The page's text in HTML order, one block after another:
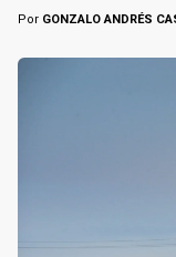
Por GONZALO ANDRÉS